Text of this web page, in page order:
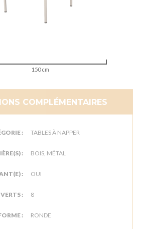
150 cm
COMPLÉMENTAIRES
: TABLES À NAPPER
: BOIS, MÉTAL
: OUI
: 8
: RONDE